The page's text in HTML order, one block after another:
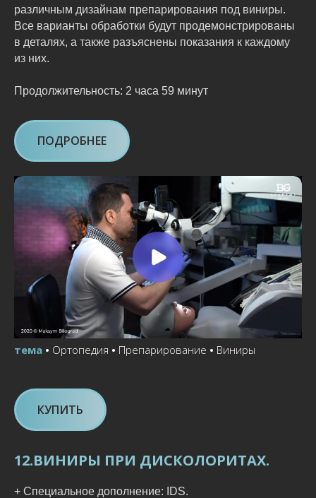
различным дизайнам препарирования под виниры.
Все варианты обработки будут продемонстрированы
в деталях, а также разъяснены показания к каждому
из них.
Продолжительность: 2 часа 59 минут
ПОДРОБНЕЕ
тема • Ортопедия • Препарирование • Виниры
КУПИТЬ
12.ВИНИРЫ ПРИ ДИСКОЛОРИТАХ.
+ Специальное дополнение: IDS.